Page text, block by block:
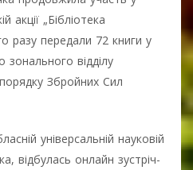
акції „Бібліотека
разу передали 72 книги у
зонального відділу
Збройних Сил
універсальній науковій
відбулась онлайн зустріч-